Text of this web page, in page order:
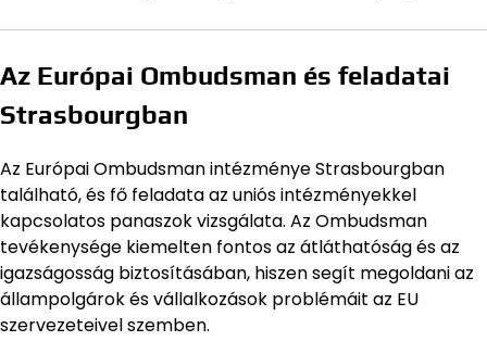
Az Európai Ombudsman és feladatai
Strasbourgban
Az Európai Ombudsman intézménye Strasbourgban
található, és fő feladata az uniós intézményekkel
kapcsolatos panaszok vizsgálata. Az Ombudsman
tevékenysége kiemelten fontos az átláthatóság és az
igazságosság biztosításában, hiszen segít megoldani az
állampolgárok és vállalkozások problémáit az EU
szervezeteivel szemben.